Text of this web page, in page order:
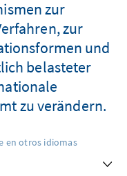
zur
zur
und
belasteter
zu verändern.
en otros idiomas